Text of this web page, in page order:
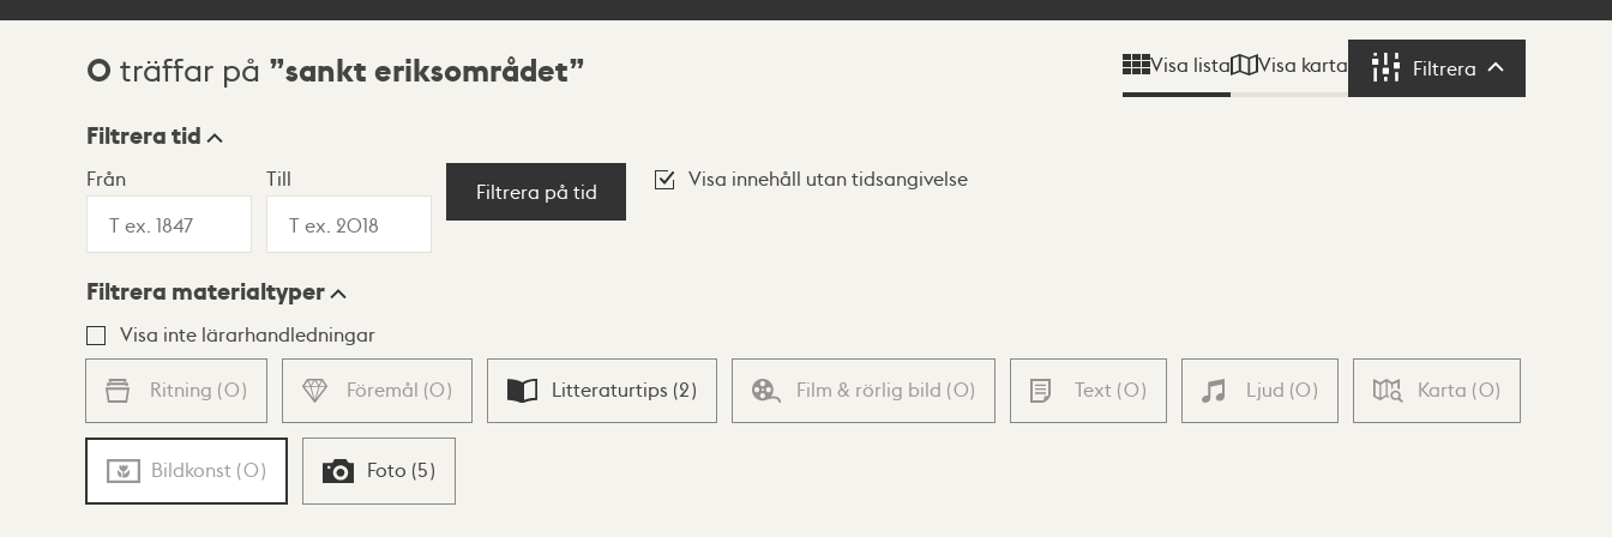
Sökresultat
0 träffar på sankt eriksområdet Visa lista Visa karta Filtrera Filtrera
Visningsläge
Lista Karta
Filtrera tid
Från Till
Filtrera på tid
Visa innehåll utan tidsangivelse
Filtrera materialtyper
Visa inte lärarhandledningar
Ritning (0) Föremål (0) Litteraturtips (2) Film & rörlig bild (0) Text (0) Ljud (0) Karta (0)
Bildkonst (0) Foto (5)